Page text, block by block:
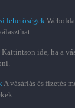
lehetőségek
Kattintson ide, ha a
A vásárlás és fizetés